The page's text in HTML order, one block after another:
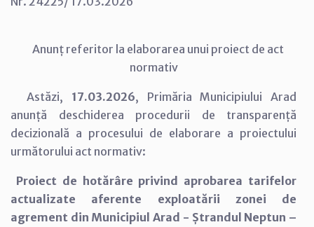
Anunț referitor la elaborarea unui proiect de act
normativ
Astăzi, 17.03.2026, Primăria Municipiului Arad
anunță deschiderea procedurii de transparență
decizională a procesului de elaborare a proiectului
următorului act normativ:
Proiect de hotărâre privind aprobarea tarifelor
actualizate aferente exploatării zonei de
agrement din Municipiul Arad - Ștrandul Neptun –